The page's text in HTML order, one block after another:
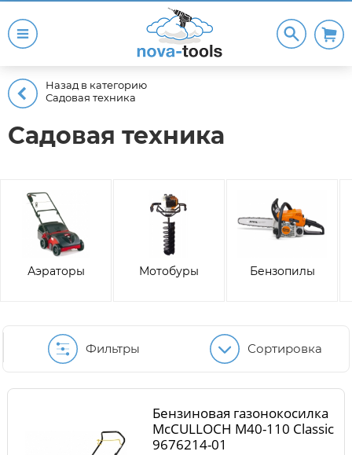
Назад в категорию
Садовая техника
Садовая техника
Аэраторы Мотобуры Бензопилы
Фильтры Сортировка
Бензиновая газонокосилка
McCULLOCH M40-110 Classic
9676214-01